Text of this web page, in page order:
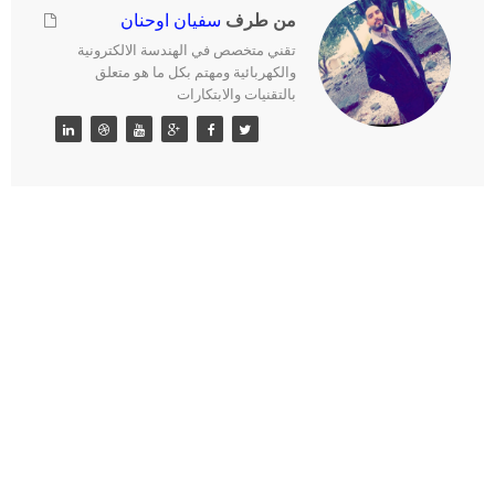
من طرف سفيان اوحنان
تقني متخصص في الهندسة الالكترونية
والكهربائية ومهتم بكل ما هو متعلق
بالتقنيات والابتكارات